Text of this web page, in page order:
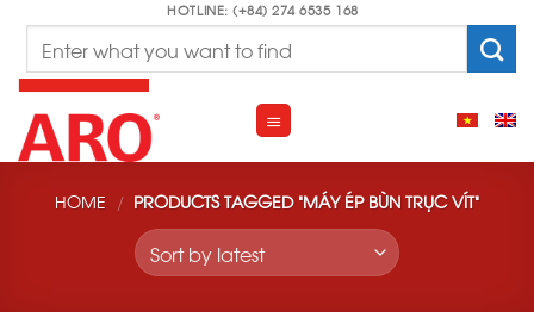
content
HOTLINE: (+84) 274 6535 168
HOME / PRODUCTS TAGGED “MÁY ÉP BÙN TRỤC VÍT”